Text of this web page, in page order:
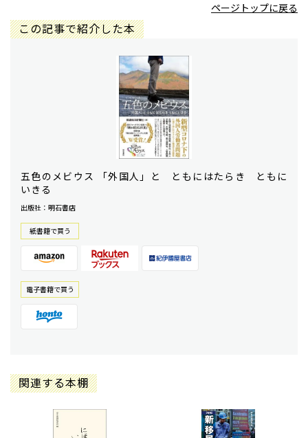
ページトップに戻る
この記事で紹介した本
五色のメビウス 「外国人」と ともにはたらき ともに
いきる
出版社：明石書店
紙書籍で買う
電⼦書籍で買う
関連する本棚